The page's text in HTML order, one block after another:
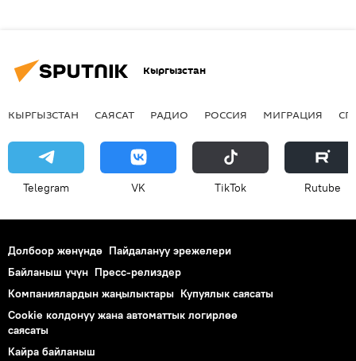
Кыргызстан
КЫРГЫЗСТАН САЯСАТ РАДИО РОССИЯ МИГРАЦИЯ
Telegram VK ТikТоk Rutube
Долбоор жөнүндө Пайдалануу эрежелери
Байланыш үчүн Пресс-релиздер
Компаниялардын жаңылыктары Купуялык саясаты
Cookie колдонуу жана автоматтык логирлөө
саясаты
Кайра байланыш